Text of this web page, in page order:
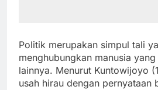
Politik merupakan simpul tali
menghubungkan manusia
lainnya. Menurut Kuntowijoyo
usah hirau dengan pernyataan